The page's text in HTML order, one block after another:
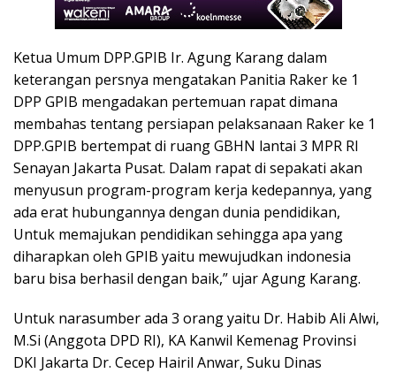
Ketua Umum DPP.GPIB Ir. Agung Karang dalam
keterangan persnya mengatakan Panitia Raker ke 1
DPP GPIB mengadakan pertemuan rapat dimana
membahas tentang persiapan pelaksanaan Raker ke 1
DPP.GPIB bertempat di ruang GBHN lantai 3 MPR RI
Senayan Jakarta Pusat. Dalam rapat di sepakati akan
menyusun program-program kerja kedepannya, yang
ada erat hubungannya dengan dunia pendidikan,
Untuk memajukan pendidikan sehingga apa yang
diharapkan oleh GPIB yaitu mewujudkan indonesia
baru bisa berhasil dengan baik,” ujar Agung Karang.
Untuk narasumber ada 3 orang yaitu Dr. Habib Ali Alwi,
M.Si (Anggota DPD RI), KA Kanwil Kemenag Provinsi
DKI Jakarta Dr. Cecep Hairil Anwar, Suku Dinas